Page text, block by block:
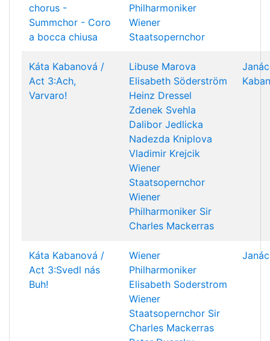
chorus -
Summchor - Coro
a bocca chiusa
Philharmoniker
Wiener
Staatsopernchor
Káta Kabanová /
Act 3:Ach,
Varvaro!
Libuse Marova
Elisabeth Söderström
Heinz Dressel
Zdenek Svehla
Dalibor Jedlicka
Nadezda Kniplova
Vladimir Krejcik
Wiener
Staatsopernchor
Wiener
Philharmoniker Sir
Charles Mackerras
Káta Kabanová /
Act 3:Svedl nás
Buh!
Wiener
Philharmoniker
Elisabeth Soderstrom
Wiener
Staatsopernchor Sir
Charles Mackerras